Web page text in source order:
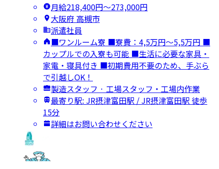
月給218,400円〜273,000円
大阪府 高槻市
派遣社員
■ワンルーム寮 ■寮費：4,5万円～5,5万円 ■
カップルでの入寮も可能 ■生活に必要な家具・
家電・寝具付き ■初期費用不要のため、手ぶら
で引越しOK！
製造スタッフ · 工場スタッフ・工場内作業
最寄り駅: JR摂津富田駅 / JR摂津富田駅 徒歩
15分
詳細はお問い合わせください